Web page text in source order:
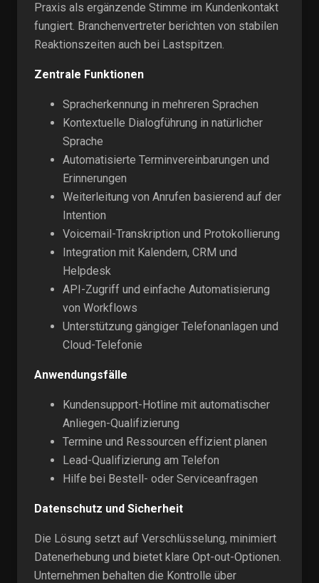
Praxis als ergänzende Stimme im Kundenkontakt
fungiert. Branchenvertreter berichten von stabilen
Reaktionszeiten auch bei Lastspitzen.
Zentrale Funktionen
Spracherkennung in mehreren Sprachen
Kontextuelle Dialogführung in natürlicher
Sprache
Automatisierte Terminvereinbarungen und
Erinnerungen
Weiterleitung von Anrufen basierend auf der
Intention
Voicemail-Transkription und Protokollierung
Integration mit Kalendern, CRM und
Helpdesk
API-Zugriff und einfache Automatisierung
von Workflows
Unterstützung gängiger Telefonanlagen und
Cloud-Telefonie
Anwendungsfälle
Kundensupport-Hotline mit automatischer
Anliegen-Qualifizierung
Termine und Ressourcen effizient planen
Lead-Qualifizierung am Telefon
Hilfe bei Bestell- oder Serviceanfragen
Datenschutz und Sicherheit
Die Lösung setzt auf Verschlüsselung, minimiert
Datenerhebung und bietet klare Opt-out-Optionen.
Unternehmen behalten die Kontrolle über